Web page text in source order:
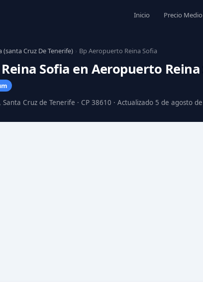
Inicio Precio Medio
Cruz De Tenerife) › Bp Aeropuerto Reina Sofia
Sofia en Aeropuerto
Cruz de Tenerife · CP 38610 · Actualizado 5 de agosto